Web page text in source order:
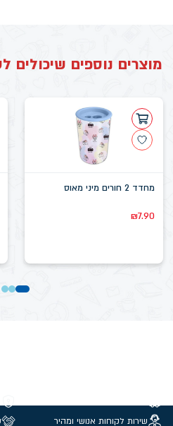
מוצרים נוספים שיכולים
מחדד 2 חורים מיני מאוס
₪7.90
שירות לקוחות אנושי ומהיר